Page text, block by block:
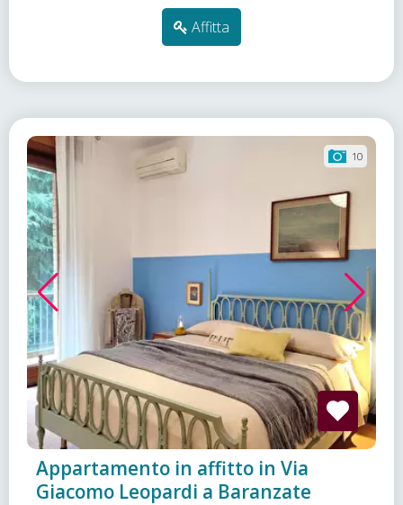
Affitta
10
Appartamento in affitto in Via
Giacomo Leopardi a Baranzate